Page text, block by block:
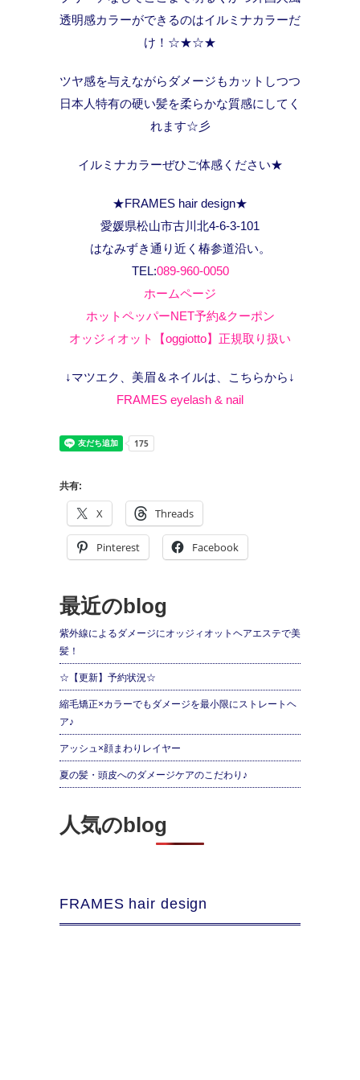
透明感カラーができるのはイルミナカラーだ
け！☆★☆★
ツヤ感を与えながらダメージもカットしつつ
日本人特有の硬い髪を柔らかな質感にしてく
れます☆彡
イルミナカラーぜひご体感ください★
★FRAMES hair design★
愛媛県松山市古川北4-6-3-101
はなみずき通り近く椿参道沿い。
TEL:089-960-0050
ホームページ
ホットペッパーNET予約&クーポン
オッジィオット【oggiotto】正規取り扱い
↓マツエク、美眉＆ネイルは、こちらから↓
FRAMES eyelash & nail
共有:
X Threads
Pinterest Facebook
最近のblog
紫外線によるダメージにオッジィオットヘアエステで美
髪！
☆【更新】予約状況☆
縮毛矯正×カラーでもダメージを最小限にストレートヘ
ア♪
アッシュ×顔まわりレイヤー
夏の髪・頭皮へのダメージケアのこだわり♪
人気のblog
FRAMES hair design